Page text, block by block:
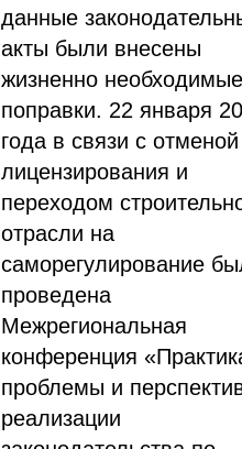
данные
акты были внесены
жизненно необходимые
поправки. 22 января
года в связи с отменой
лицензирования и
переходом
отрасли на
саморегулирование
проведена
Межрегиональная
конференция
проблемы и
реализации